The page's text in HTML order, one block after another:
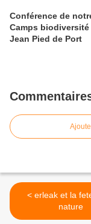
Conférence de
Camps
Jean Pied de Port
< erleak et la fete de la
nature